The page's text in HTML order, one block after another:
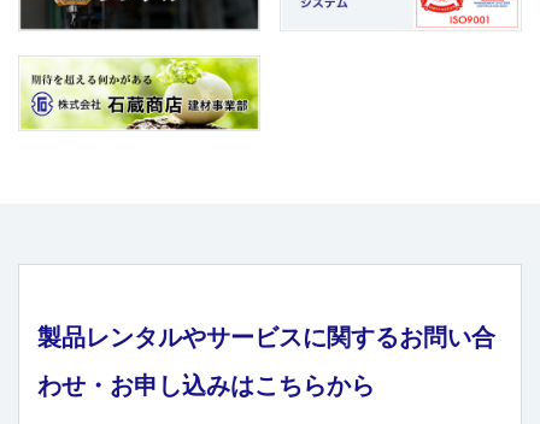
製品レンタルやサービスに関するお問い合
わせ・お申し込みはこちらから